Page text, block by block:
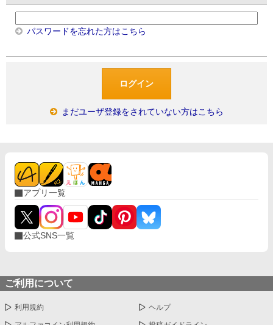
パスワードを忘れた方はこちら
まだユーザ登録をされていない方はこちら
アプリ一覧
公式SNS一覧
ご利用について
利用規約 ヘルプ